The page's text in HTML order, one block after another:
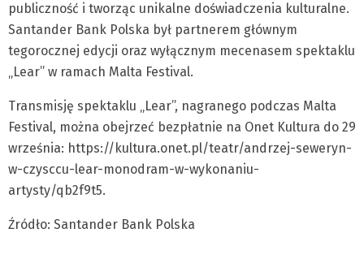
publiczność i tworząc unikalne doświadczenia kulturalne.
Santander Bank Polska był partnerem głównym
tegorocznej edycji oraz wyłącznym mecenasem spektaklu
„Lear” w ramach Malta Festival.
Transmisję spektaklu „Lear”, nagranego podczas Malta
Festival, można obejrzeć bezpłatnie na Onet Kultura do 29
września: https://kultura.onet.pl/teatr/andrzej-seweryn-
w-czysccu-lear-monodram-w-wykonaniu-
artysty/qb2f9t5.
Źródło: Santander Bank Polska